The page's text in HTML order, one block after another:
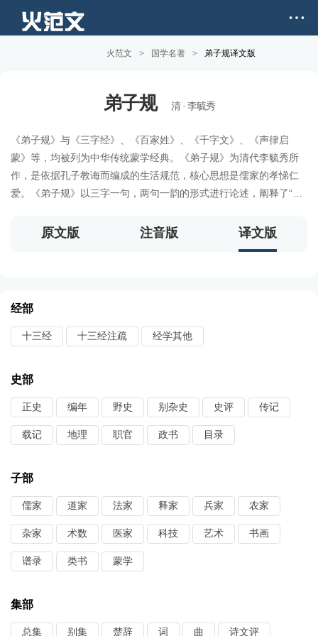
火范文 > 国学名著 > 弟子规译文版
弟子规 清 · 李毓秀
《弟子规》与《三字经》、《百家姓》、《千字文》、《声律启
蒙》等，均被列为中华传统蒙学经典。《弟子规》为清代李毓秀所
作，是依据孔子教诲而编成的生活规范，核心思想是儒家的孝悌仁
爱。《弟子规》以三字一句，两句一韵的形式进行论述，阐释了“弟
具备的礼仪与规范。儿童通过诵读《弟子规》可获得道德理论方面
原文版 注音版 译文版
经部
十三经 十三经注疏 经学其他
史部
正史 编年 野史 别杂史 史评 传记
载记 地理 职官 政书 目录
子部
儒家 道家 法家 释家 兵家 农家
杂家 术数 医家 科技 艺术 书画
谱录 类书 蒙学
集部
总集 别集 楚辞 词 曲 诗文评